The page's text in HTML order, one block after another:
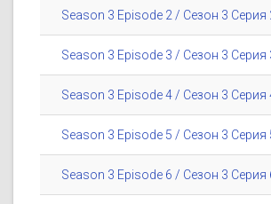
Season 3 Episode 2 / Сезон 3 Серия
Season 3 Episode 3 / Сезон 3 Серия
Season 3 Episode 4 / Сезон 3 Серия
Season 3 Episode 5 / Сезон 3 Серия
Season 3 Episode 6 / Сезон 3 Серия